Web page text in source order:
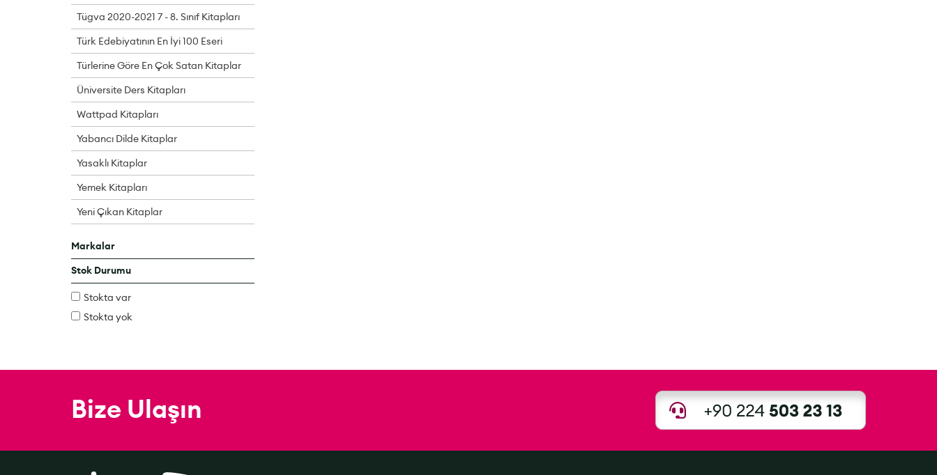
Tügva 2020-2021 7 - 8. Sınıf Kitapları
Türk Edebiyatının En İyi 100 Eseri
Türlerine Göre En Çok Satan Kitaplar
Üniversite Ders Kitapları
Wattpad Kitapları
Yabancı Dilde Kitaplar
Yasaklı Kitaplar
Yemek Kitapları
Yeni Çıkan Kitaplar
Markalar
Stok Durumu
Stokta var
Stokta yok
Bize Ulaşın